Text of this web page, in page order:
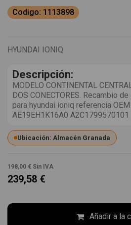
Codigo: 1113898
HYUNDAI IONIQ
Descripción:
MODELO CONTINENTAL
DOS CONECTORES. Recambio
para hyundai ioniq referencia
AE19EH1K16A0 A2C1799570101
Ubicación: Almacén Granada
198,00 € Sin IVA
239,58 €
Añadir a la